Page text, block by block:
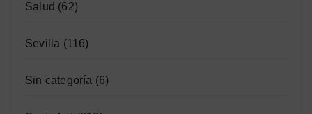
Salud (62)
Sevilla (116)
Sin categoría (6)